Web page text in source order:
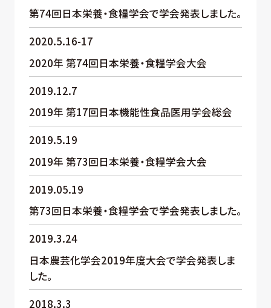
第74回日本栄養・食糧学会で学会発表しました。
2020.5.16-17
2020年 第74回日本栄養・食糧学会大会
2019.12.7
2019年 第17回日本機能性食品医用学会総会
2019.5.19
2019年 第73回日本栄養・食糧学会大会
2019.05.19
第73回日本栄養・食糧学会で学会発表しました。
2019.3.24
日本農芸化学会2019年度大会で学会発表しま
した。
2018.3.3